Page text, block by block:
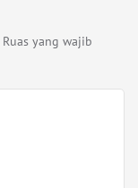
Ruas yang wajib